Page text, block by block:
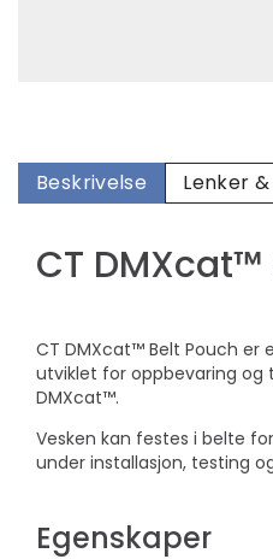
Beskrivelse Lenker
CT
CT DMXcat™ Belt Pouch er
utviklet for oppbevaring og
DMXcat™.
Vesken kan festes i belte
under installasjon, testing
Egenskaper